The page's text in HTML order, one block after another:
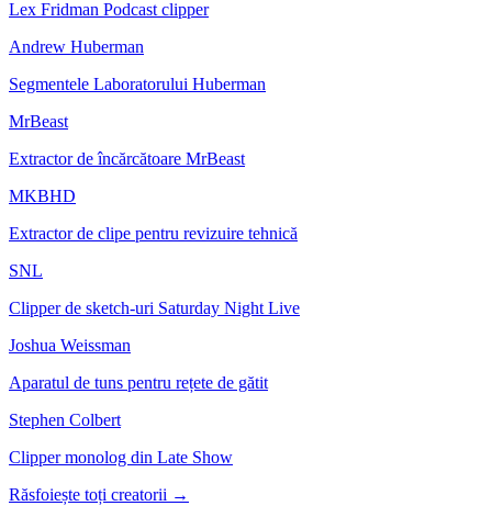
Lex Fridman Podcast clipper
Andrew Huberman
Segmentele Laboratorului Huberman
MrBeast
Extractor de încărcătoare MrBeast
MKBHD
Extractor de clipe pentru revizuire tehnică
SNL
Clipper de sketch-uri Saturday Night Live
Joshua Weissman
Aparatul de tuns pentru rețete de gătit
Stephen Colbert
Clipper monolog din Late Show
Răsfoiește toți creatorii →